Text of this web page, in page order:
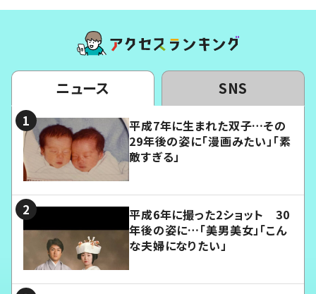
ニュース SNS
平成7年に生まれた双子…その
29年後の姿に「漫画みたい」「素
敵すぎる」
平成6年に撮った2ショット 30
年後の姿に…「美男美女」「こん
な夫婦になりたい」